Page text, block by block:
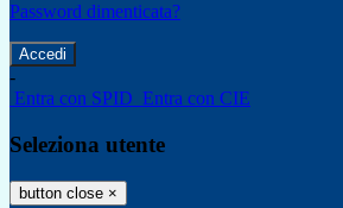
Password dimenticata?
-
Entra con SPID Entra con CIE
Seleziona utente
button close ×